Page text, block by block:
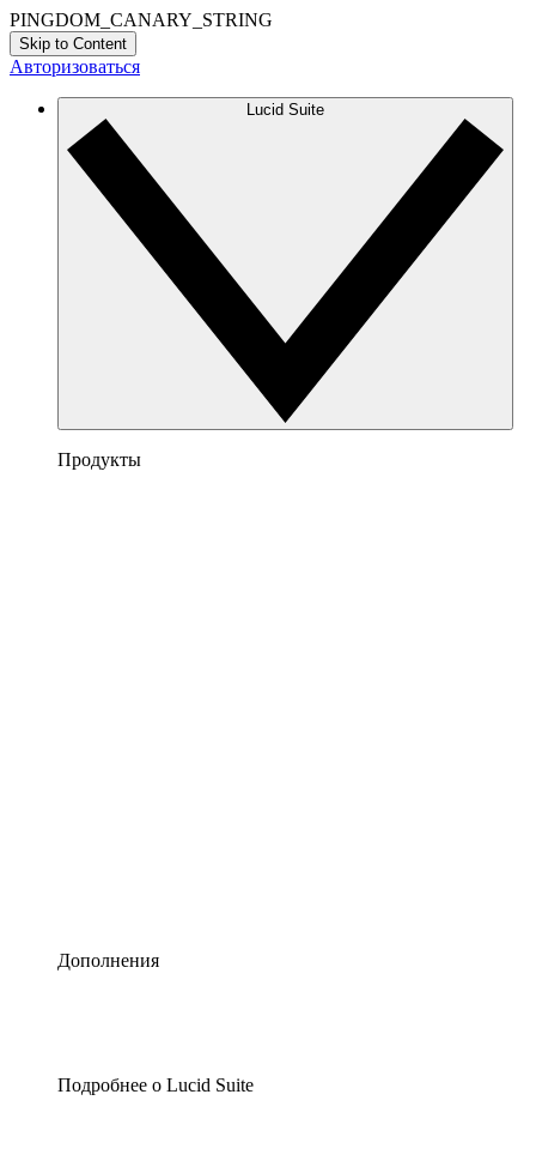
PINGDOM_CANARY_STRING
Skip to Content
Авторизоваться
Lucid Suite
Продукты
Дополнения
Подробнее о Lucid Suite